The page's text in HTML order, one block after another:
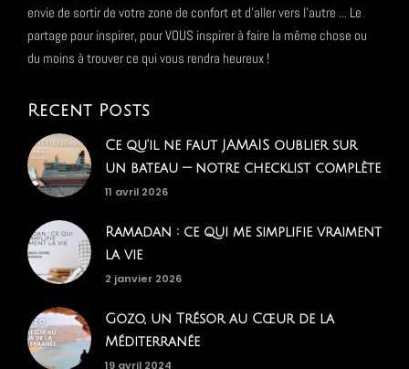
envie de sortir de votre zone de confort et d'aller vers l'autre ... Le
partage pour inspirer, pour VOUS inspirer à faire la même chose ou
du moins à trouver ce qui vous rendra heureux !
Recent Posts
Ce qu'il ne faut JAMAIS oublier sur
un bateau — notre checklist complète
11 avril 2026
Ramadan : ce qui me simplifie vraiment
la vie
2 janvier 2026
Gozo, un Trésor au Cœur de la
Méditerranée
19 avril 2024